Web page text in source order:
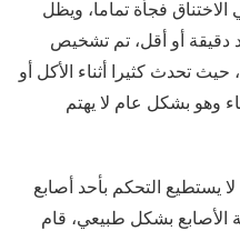
في الاختناق فجأة تماما، ويظل
دقيقة أو أقل، تم تشخيص
تحدث كثيرا أثناء الأكل أو
وهو بشكل عام لا يهتم
يستطيع التحكم بأحد أصابع
الأصابع بشكل طبيعي، قام